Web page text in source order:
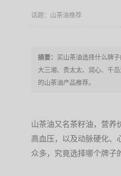
山茶油推荐
买山茶油选择什么牌
大三湘、贵太太、润心、千
的山茶油产品推荐。
山茶油又名茶籽油，营养
高血压，以及动脉硬化、
众多，究竟选择哪个牌子